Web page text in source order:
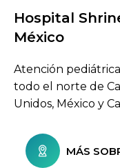
Buscar centros de
Hospital
México
Atención
todo el norte de
Unidos, México y
MÁS